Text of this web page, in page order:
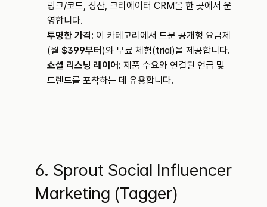
링크/코드, 정산, 크리에이터 CRM을 한 곳에서 운
영합니다.
투명한 가격: 이 카테고리에서 드문 공개형 요금제
(월 $399부터 )와 무료 체험(trial)을 제공합니다.
소셜 리스닝 레이어: 제품 수요와 연결된 언급 및
트렌드를 포착하는 데 유용합니다.
6. Sprout Social Influencer
Marketing (Tagger)